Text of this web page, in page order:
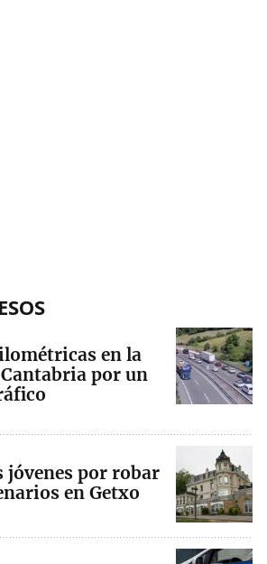
en la
por un
jóvenes por robar
en Getxo